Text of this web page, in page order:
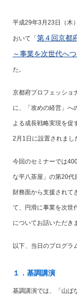
平成29年3月23日（木
おいて「 第４回京都
～事業を次世代へ
た。
京都府プロフェッショ
に、「攻めの経営」へ
よる成長戦略実現を促
2月1日に設置されまし
今回のセミナーでは
な平八茶屋」の第20代
財務面から支援されて
て、円滑に事業を次世
についてお話いただき
以下、当日のプログラ
１．基調講演
基調講演では、「山ば